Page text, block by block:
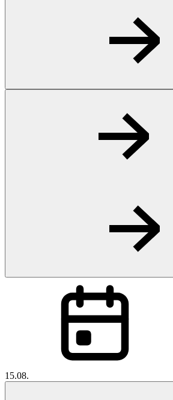
15.08.